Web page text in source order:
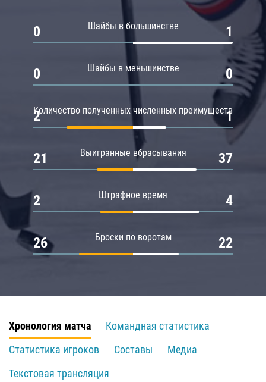
Шайбы в большинстве
0 1
Шайбы в меньшинстве
0 0
Количество полученных численных преимуществ
2 1
Выигранные вбрасывания
21 37
Штрафное время
2 4
Броски по воротам
26 22
Хронология матча
Командная статистика
Статистика игроков
Составы
Медиа
Текстовая трансляция